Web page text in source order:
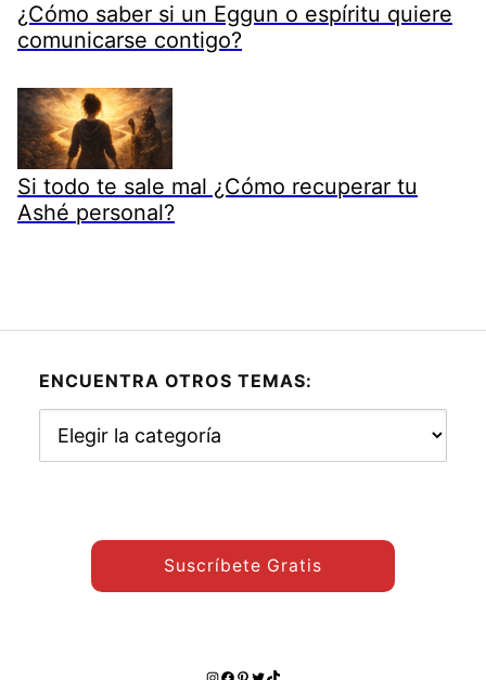
¿Cómo saber si un Eggun o espíritu quiere
comunicarse contigo?
Si todo te sale mal ¿Cómo recuperar tu
Ashé personal?
ENCUENTRA OTROS TEMAS:
otros
Suscríbete Gratis
Instagram
Facebook
Pinterest
Twitter
TikTok